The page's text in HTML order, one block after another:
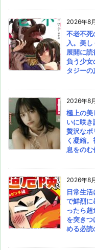
2026年8
不老不死
入。美
展開に
負う少女
タジーの
2026年8
極上の美
いに咲
贅沢なボ
く凝縮
息をのむ
2026年8
日常生
で鮮烈に
ったら
を突き
める必読